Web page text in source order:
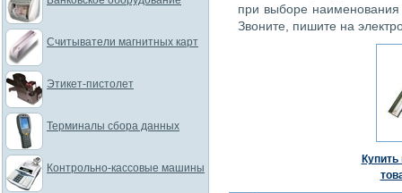
при выборе
Звоните, пишите на
Считыватели магнитных карт
Этикет-пистолет
Терминалы сбора данных
Контрольно-кассовые машины